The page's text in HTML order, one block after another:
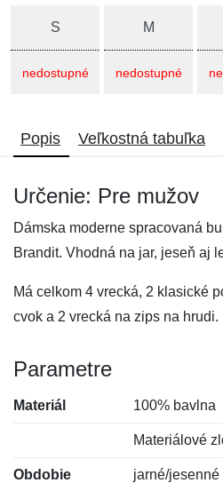
S
nedostupné
M
nedostupné
Popis Veľkostná tabuľka
Určenie: Pre mužov
Dámska moderne spracovaná
Brandit. Vhodná na jar, jeseň aj
Má celkom 4 vrecká, 2 klasické
cvok a 2 vrecká na zips na hrudi.
Parametre
Materiál 100% bavlna
Materiálové
Obdobie jarné/jesenné